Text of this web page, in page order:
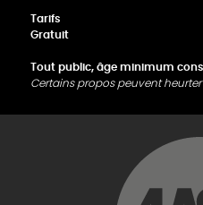
Tarifs
Gratuit
Tout public, âge minimum
Certains propos peuvent